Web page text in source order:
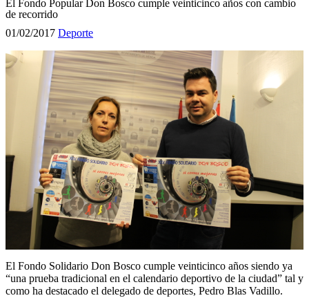
El Fondo Popular Don Bosco cumple veinticinco años con cambio
de recorrido
01/02/2017 Deporte
El Fondo Solidario Don Bosco cumple veinticinco años siendo ya
“una prueba tradicional en el calendario deportivo de la ciudad” tal y
como ha destacado el delegado de deportes, Pedro Blas Vadillo.